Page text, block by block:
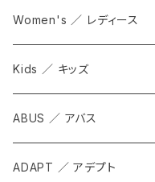
Women's ／ レディース
Kids ／ キッズ
ABUS ／ アバス
ADAPT ／ アデプト